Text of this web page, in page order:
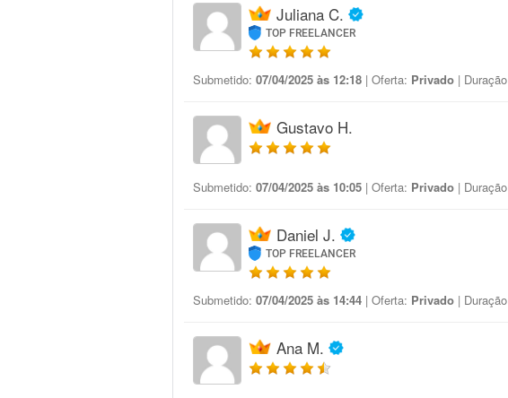
Juliana C.
TOP FREELANCER
Submetido: 07/04/2025 às 12:18 | Oferta: Privado |
Gustavo H.
Submetido: 07/04/2025 às 10:05 | Oferta: Privado |
Daniel J.
TOP FREELANCER
Submetido: 07/04/2025 às 14:44 | Oferta: Privado |
Ana M.